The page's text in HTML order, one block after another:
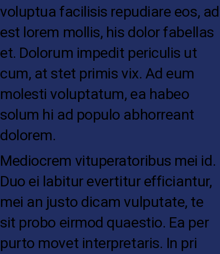
voluptua facilisis repudiare eos, ad
est lorem mollis, his dolor fabellas
et. Dolorum impedit periculis ut
cum, at stet primis vix. Ad eum
molesti voluptatum, ea habeo
solum hi ad populo abhorreant
dolorem.
Mediocrem vituperatoribus mei id.
Duo ei labitur evertitur efficiantur,
mei an justo dicam vulputate, te
sit probo eirmod quaestio. Ea per
purto movet interpretaris. In pri